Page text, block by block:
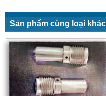
Sản phẩm cùng loại khác